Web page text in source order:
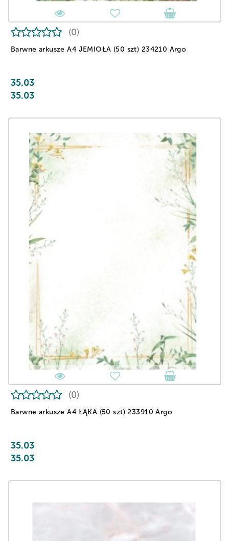
Barwne arkusze A4 JEMIOŁA (50 szt) 234210 Argo
(0)
35.03
35.03
Barwne arkusze A4 ŁĄKA (50 szt) 233910 Argo
(0)
35.03
35.03